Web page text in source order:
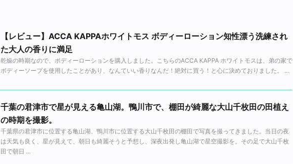
【レビュー】ACCA KAPPAホワイトモス ボディーローション知性漂う洗練され
た大人の香りに満足
乾燥の時期なので、ボディーローションを購入しました。こちらのACCA KAPPA ホワイトモスは、弟の家で
ボディーソープを使用したことがあり、なんていい香りなんだ！絶対に買う！と心に決めておりました。 ...
千葉の君津市で星が見える亀山湖。鴨川市で、棚田が綺麗な大山千枚田の田植え
の時期を撮影。
千葉県の君津市に位置する亀山湖、鴨川市に位置する大山千枚田の棚田で写真を撮ってきました。当日の夜
は天気も良く、星が見えて、朝日も綺麗そうと予想し、深夜出発し亀山湖で星空撮影を。その足で大山千枚
田で朝日 ...